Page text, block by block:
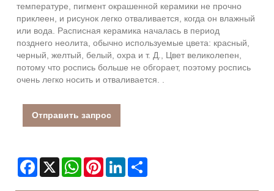
температуре, пигмент окрашенной керамики не прочно
приклеен, и рисунок легко отваливается, когда он влажный
или вода. Расписная керамика началась в период
позднего неолита, обычно используемые цвета: красный,
черный, желтый, белый, охра и т. Д., Цвет великолепен,
потому что роспись больше не обгорает, поэтому роспись
очень легко носить и отваливается. .
Отправить запрос
Facebook
X WhatsAppPinterestLinkedIn